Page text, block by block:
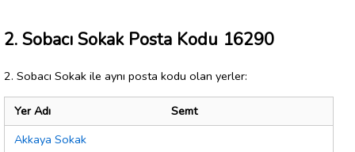
2. Sobacı Sokak Posta Kodu 16290
2. Sobacı Sokak ile aynı posta kodu olan yerler:
Yer Adı
Semt
Akkaya Sokak